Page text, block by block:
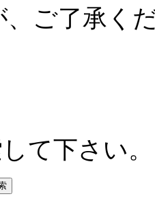
、ご了承く
て下さい。